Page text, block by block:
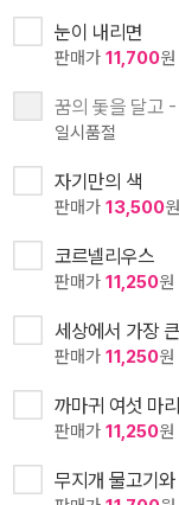
눈이 내리면
판매가 11,700원
꿈의 돛을 달고
일시품절
자기만의 색
판매가 13,500원
코르넬리우스
판매가 11,250원
세상에서 가장
판매가 11,250원
까마귀 여섯 마리
판매가 11,250원
무지개 물고기